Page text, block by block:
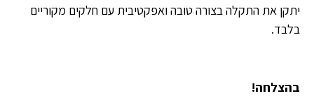
יתקן את התקלה בצורה טובה ואפקטיבית עם חלקים מקוריים
בלבד.
בהצלחה!